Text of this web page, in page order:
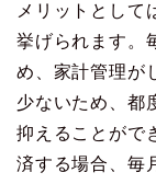
メリットとして
挙げられます。
め、家計管理が
少ないため、都
抑えることがで
済する場合、毎